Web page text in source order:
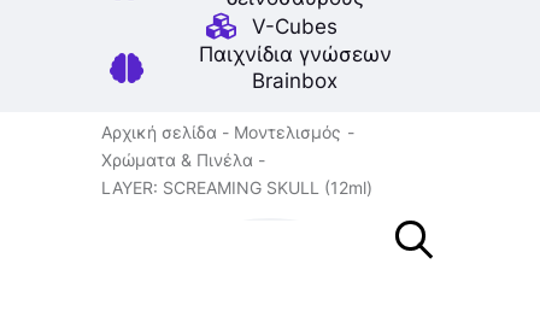
V-Cubes
Παιχνίδια γνώσεων
Brainbox
Αρχική σελίδα
Μοντελισμός
Χρώματα & Πινέλα
LAYER: SCREAMING SKULL (12ml)